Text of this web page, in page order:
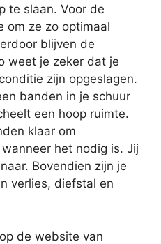
te slaan. Voor de
om ze zo optimaal
blijven de
weet je zeker dat je
zijn opgeslagen.
banden in je schuur
een hoop ruimte.
klaar om
het nodig is. Jij
Bovendien zijn je
verlies, diefstal en
de website van